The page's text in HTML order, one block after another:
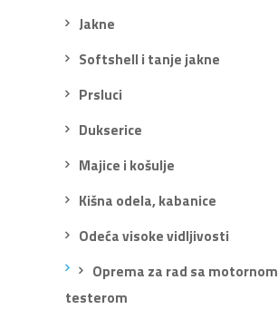
Jakne
Softshell i tanje jakne
Prsluci
Dukserice
Majice i košulje
Kišna odela, kabanice
Odeća visoke vidljivosti
Oprema za rad sa motornom
testerom